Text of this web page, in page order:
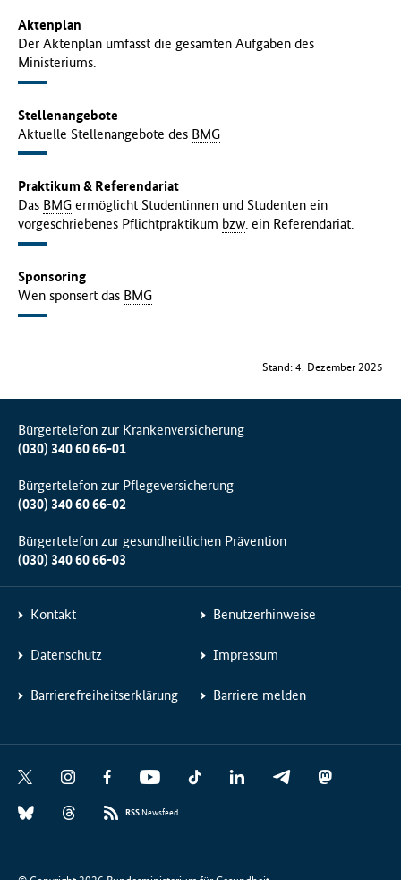
Aktenplan
Der Aktenplan umfasst die gesamten Aufgaben des
Ministeriums.
Stellenangebote
Aktuelle Stellenangebote des BMG
Praktikum & Referendariat
Das BMG ermöglicht Studentinnen und Studenten ein
vorgeschriebenes Pflichtpraktikum bzw. ein Referendariat.
Sponsoring
Wen sponsert das BMG
Stand: 4. Dezember 2025
Bürgertelefon zur Krankenversicherung
(030) 340 60 66-01
Bürgertelefon zur Pflegeversicherung
(030) 340 60 66-02
Bürgertelefon zur gesundheitlichen Prävention
(030) 340 60 66-03
Kontakt Benutzerhinweise
Datenschutz Impressum
Barrierefreiheitserklärung Barriere melden
Social
Media
Links
u
RSS Newsfeed